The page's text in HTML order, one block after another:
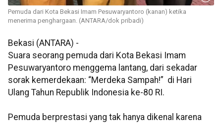
Pemuda dari Kota Bekasi Imam Pesuwaryantoro (kanan) ketika
menerima penghargaan. (ANTARA/dok pribadi)
Bekasi (ANTARA) -
Suara seorang pemuda dari Kota Bekasi Imam
Pesuwaryantoro menggema lantang, dari sekadar
sorak kemerdekaan: “Merdeka Sampah!” di Hari
Ulang Tahun Republik Indonesia ke-80 RI.
Pemuda berprestasi yang tak hanya dikenal karena